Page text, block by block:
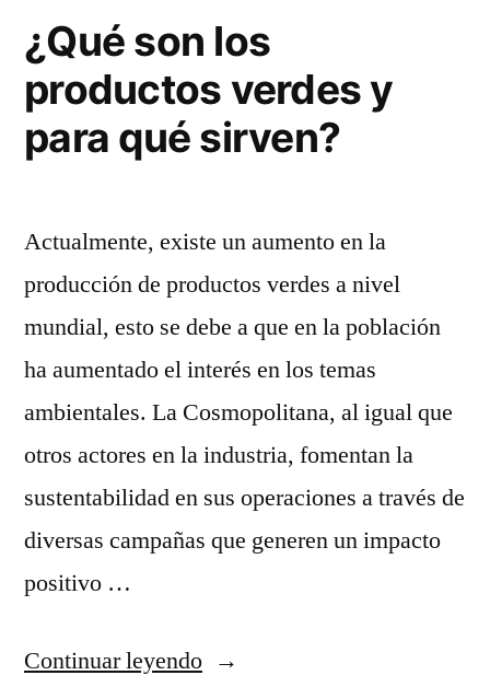
día?”
¿Qué son los
productos verdes y
para qué sirven?
Actualmente, existe un aumento en la
producción de productos verdes a nivel
mundial, esto se debe a que en la población
ha aumentado el interés en los temas
ambientales. La Cosmopolitana, al igual que
otros actores en la industria, fomentan la
sustentabilidad en sus operaciones a través de
diversas campañas que generen un impacto
positivo …
Continuar leyendo“¿Qué